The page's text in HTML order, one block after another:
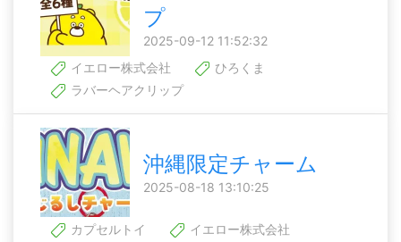
プ
2025-09-12 11:52:32
イエロー株式会社
ひろくま
ラバーヘアクリップ
沖縄限定チャーム
2025-08-18 13:10:25
カプセルトイ
イエロー株式会社